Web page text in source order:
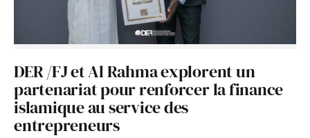
DER /FJ et Al Rahma explorent un
partenariat pour renforcer la finance
islamique au service des
entrepreneurs